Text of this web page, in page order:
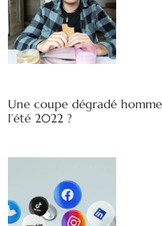
Une coupe dégradé
l’été 2022 ?